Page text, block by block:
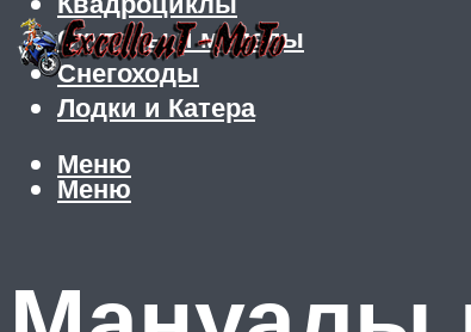
Скутеры и мопеды
Снегоходы
Лодки и Катера
Меню
Меню